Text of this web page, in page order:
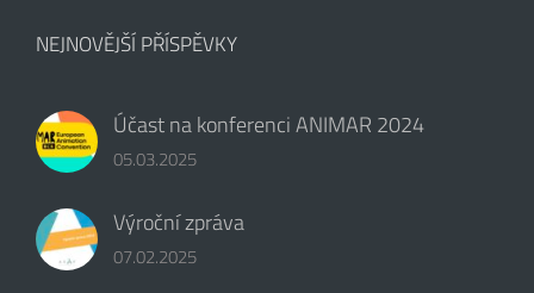
NEJNOVĚJŠÍ PŘÍSPĚVKY
Účast na konferenci ANIMAR 2024
05.03.2025
Výroční zpráva
07.02.2025